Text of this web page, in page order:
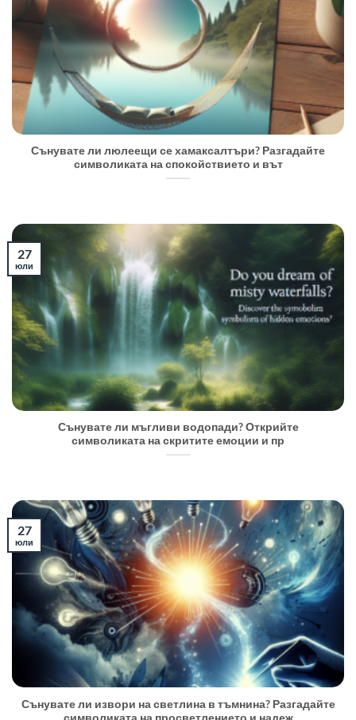
Сънувате ли люлеещи се хамаксалтъри? Разгадайте
символиката на спокойствието и вът
Сънувате ли мъгливи водопади? Открийте
символиката на скритите емоции и пр
27
юли
Сънувате ли извори на светлина в тъмнина? Разгадайте
символиката на просветлението и надеж
27
юли